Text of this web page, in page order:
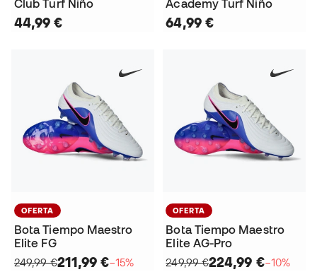
Club Turf Niño
44,99 €
Academy Turf Niño
64,99 €
OFERTA
Bota Tiempo Maestro
Elite FG
249,99 €211,99 €−15%
OFERTA
Bota Tiempo Maestro
Elite AG-Pro
249,99 €224,99 €−10%